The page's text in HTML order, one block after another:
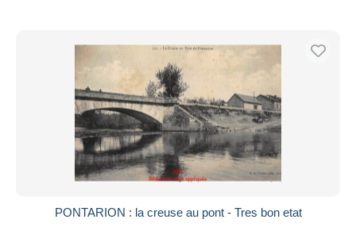
PONTARION : la creuse au pont - Tres bon etat